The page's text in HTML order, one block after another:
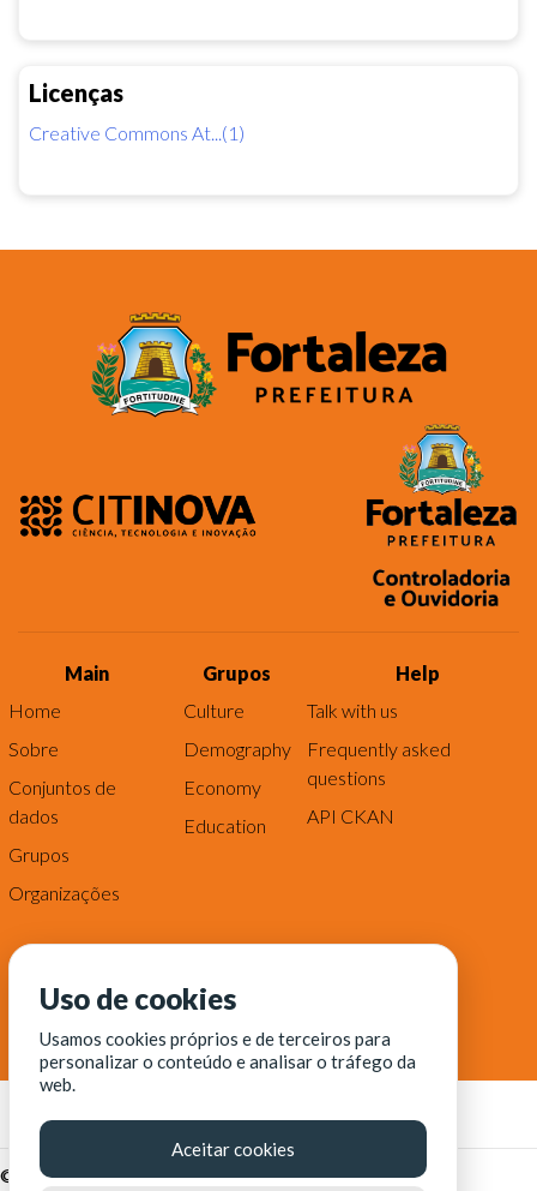
Licenças
Creative Commons At...(1)
Main
Home
Sobre
Conjuntos de
dados
Grupos
Organizações
Grupos
Culture
Demography
Economy
Education
Help
Talk with us
Frequently asked
questions
API CKAN
© Fortaleza Digital || CITINOVA - Fundação de Ciência,
Uso de cookies
Usamos cookies próprios e de terceiros para
personalizar o conteúdo e analisar o tráfego da
web.
Aceitar cookies